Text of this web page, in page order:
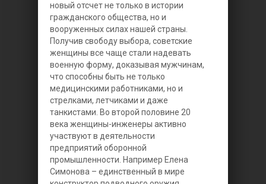
новый отсчет не только в истории
гражданского общества, но и
вооруженных силax нашей страны.
Получив свободу выбора, советские
женщины все чаще стали надевать
военную форму, доказывая мужчинам,
что способны быть не только
медицинскими работниками, но и
стрелками, летчиками и даже
танкистами. Во второй половине 20
века женщины-инженеры активно
участвуют в деятельности
предприятий оборонной
промышленности. Например Елена
Симонова – единственный в мире